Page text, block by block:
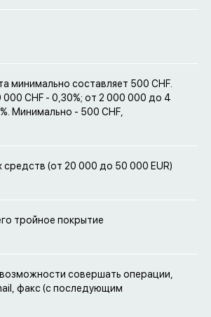
минимально составляет 500 CHF.
CHF - 0,30%; от 2 000 000 до 4
Минимально - 500 CHF,
(от 20 000 до 50 000 EUR)
тройное покрытие
совершать операции,
факс (с последующим